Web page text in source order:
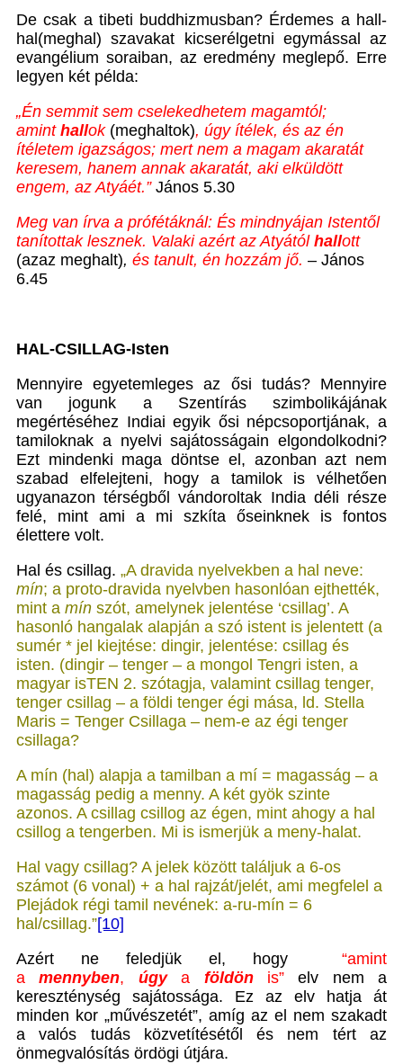
De csak a tibeti buddhizmusban? Érdemes a hall-
hal(meghal) szavakat kicserélgetni egymással az
evangélium soraiban, az eredmény meglepő. Erre
legyen két példa:
„Én semmit sem cselekedhetem magamtól;
amint hallok (meghaltok), úgy ítélek, és az én
ítéletem igazságos; mert nem a magam akaratát
keresem, hanem annak akaratát, aki elküldött
engem, az Atyáét.” János 5.30
Meg van írva a prófétáknál: És mindnyájan Istentől
tanítottak lesznek. Valaki azért az Atyától hallott
(azaz meghalt), és tanult, én hozzám jő. – János
6.45
HAL-CSILLAG-Isten
Mennyire egyetemleges az ősi tudás? Mennyire
van jogunk a Szentírás szimbolikájának
megértéséhez Indiai egyik ősi népcsoportjának, a
tamiloknak a nyelvi sajátosságain elgondolkodni?
Ezt mindenki maga döntse el, azonban azt nem
szabad elfelejteni, hogy a tamilok is vélhetően
ugyanazon térségből vándoroltak India déli része
felé, mint ami a mi szkíta őseinknek is fontos
élettere volt.
Hal és csillag. „A dravida nyelvekben a hal neve:
mín; a proto-dravida nyelvben hasonlóan ejthették,
mint a mín szót, amelynek jelentése ‘csillag’. A
hasonló hangalak alapján a szó istent is jelentett (a
sumér * jel kiejtése: dingir, jelentése: csillag és
isten. (dingir – tenger – a mongol Tengri isten, a
magyar isTEN 2. szótagja, valamint csillag tenger,
tenger csillag – a földi tenger égi mása, ld. Stella
Maris = Tenger Csillaga – nem-e az égi tenger
csillaga?
A mín (hal) alapja a tamilban a mí = magasság – a
magasság pedig a menny. A két gyök szinte
azonos. A csillag csillog az égen, mint ahogy a hal
csillog a tengerben. Mi is ismerjük a meny-halat.
Hal vagy csillag? A jelek között találjuk a 6-os
számot (6 vonal) + a hal rajzát/jelét, ami megfelel a
Plejádok régi tamil nevének: a-ru-mín = 6
hal/csillag.”[10]
Azért ne feledjük el, hogy “amint
amennyben, úgya földönis”elv nem a
kereszténység sajátossága. Ez az elv hatja át
minden kor „művészetét”, amíg az el nem szakadt
a valós tudás közvetítésétől és nem tért az
önmegvalósítás ördögi útjára.